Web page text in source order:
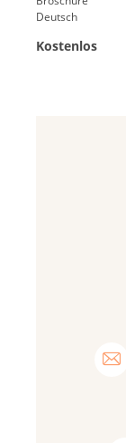
Deutsch
Kostenlos